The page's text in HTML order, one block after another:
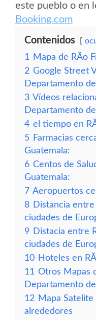
este pueblo o en
Booking.com
Contenidos
1
Mapa de RÃ­o
2 Google Street
Departamento
3 Vídeos
Departamento de
4 el tiempo en
5 Farmacias
Guatemala:
6 Centos de
Guatemala:
7 Aeropuertos
8 Distancia
ciudades de
9 Distacia entre
ciudades de
10 Hoteles en
11 Otros Mapas
Departamento
12 Mapa Satelite
alrededores